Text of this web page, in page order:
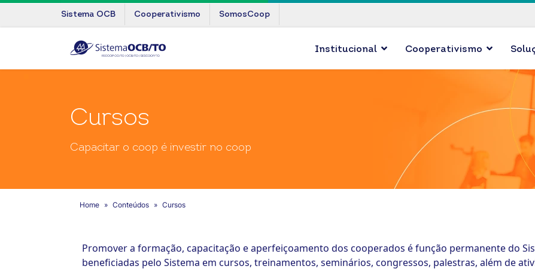
Sistema OCB Cooperativismo SomosCoop
Institucional Cooperativismo
Cursos
Capacitar o coop é investir no coop
Home Conteúdos Cursos
Promover a formação, capacitação e aperfeiçoamento dos cooperados é função permanente do
beneficiadas pelo Sistema em cursos, treinamentos, seminários, congressos, palestras, além de